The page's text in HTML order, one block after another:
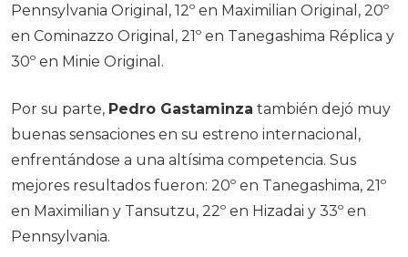
Pennsylvania Original, 12º en Maximilian Original, 20º
en Cominazzo Original, 21º en Tanegashima Réplica y
30º en Minie Original.
Por su parte, Pedro Gastaminza también dejó muy
buenas sensaciones en su estreno internacional,
enfrentándose a una altísima competencia. Sus
mejores resultados fueron: 20º en Tanegashima, 21º
en Maximilian y Tansutzu, 22º en Hizadai y 33º en
Pennsylvania.